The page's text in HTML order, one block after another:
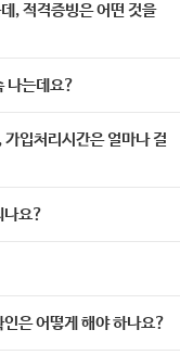
, 적격증빙은 어떤 것을
나는데요?
입처리시간은 얼마나 걸
나요?
은 어떻게 해야 하나요?